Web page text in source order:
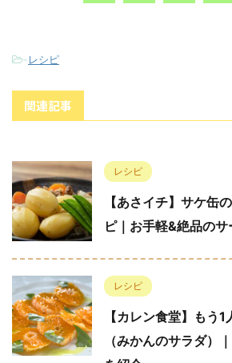
-レシピ
関連記事
レシピ
【あさイチ】サケ缶
ピ｜お手軽&絶品の
レシピ
【カレン食堂】もう
（みかんのサラダ）